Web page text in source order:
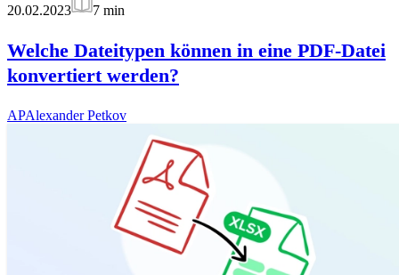
20.02.2023
7 min
Welche Dateitypen können in eine PDF-Datei
konvertiert werden?
APAlexander Petkov